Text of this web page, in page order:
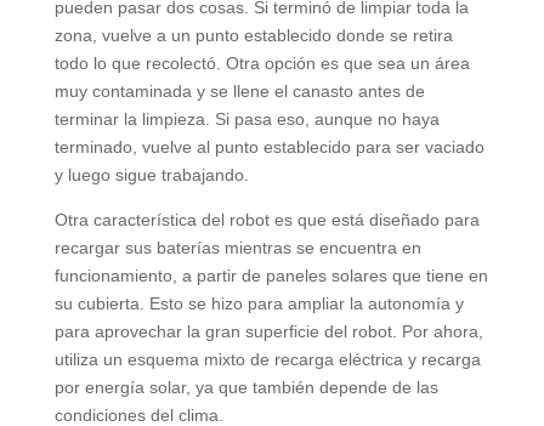
pueden pasar dos cosas. Si terminó de limpiar toda la
zona, vuelve a un punto establecido donde se retira
todo lo que recolectó. Otra opción es que sea un área
muy contaminada y se llene el canasto antes de
terminar la limpieza. Si pasa eso, aunque no haya
terminado, vuelve al punto establecido para ser vaciado
y luego sigue trabajando.
Otra característica del robot es que está diseñado para
recargar sus baterías mientras se encuentra en
funcionamiento, a partir de paneles solares que tiene en
su cubierta. Esto se hizo para ampliar la autonomía y
para aprovechar la gran superficie del robot. Por ahora,
utiliza un esquema mixto de recarga eléctrica y recarga
por energía solar, ya que también depende de las
condiciones del clima.